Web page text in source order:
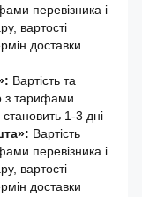
перевізника і
вартості
доставки
Вартість та
з тарифами
1-3 дні
Вартість
перевізника і
вартості
доставки